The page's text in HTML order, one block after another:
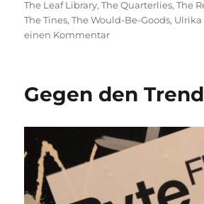
The Leaf Library,The Quarterlies,The
The Tines,The Would-Be-Goods, Ulrika
einen Kommentarzu
Gegen den Trend